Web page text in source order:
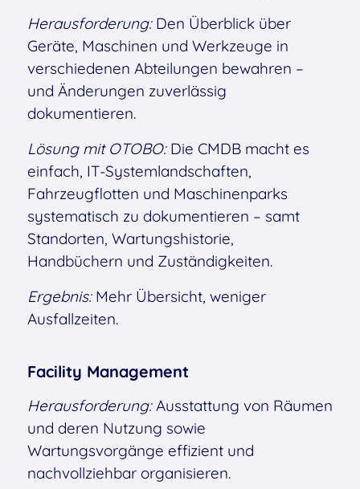
Herausforderung: Den Überblick über
Geräte, Maschinen und Werkzeuge in
verschiedenen Abteilungen bewahren –
und Änderungen zuverlässig
dokumentieren.
Lösung mit OTOBO: Die CMDB macht es
einfach, IT-Systemlandschaften,
Fahrzeugflotten und Maschinenparks
systematisch zu dokumentieren – samt
Standorten, Wartungshistorie,
Handbüchern und Zuständigkeiten.
Ergebnis: Mehr Übersicht, weniger
Ausfallzeiten.
Facility Management
Herausforderung:Ausstattung von Räumen
und deren Nutzung sowie
Wartungsvorgänge effizient und
nachvollziehbar organisieren.